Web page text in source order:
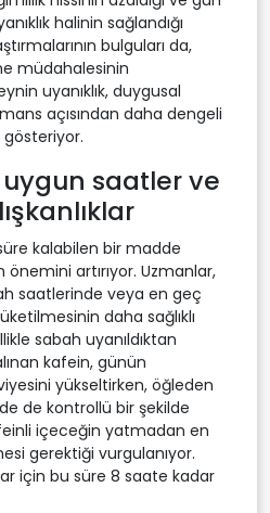
halinin sağlandığı
bulguları da,
müdahalesinin
uyanıklık, duygusal
açısından daha dengeli
saatler ve
kalabilen bir madde
artırıyor. Uzmanlar,
saatlerinde veya en geç
daha sağlıklı
sabah uyanıldıktan
kafein, günün
yükseltirken, öğleden
de kontrollü bir şekilde
içeceğin yatmadan en
gerektiği vurgulanıyor.
için bu süre 8 saate kadar